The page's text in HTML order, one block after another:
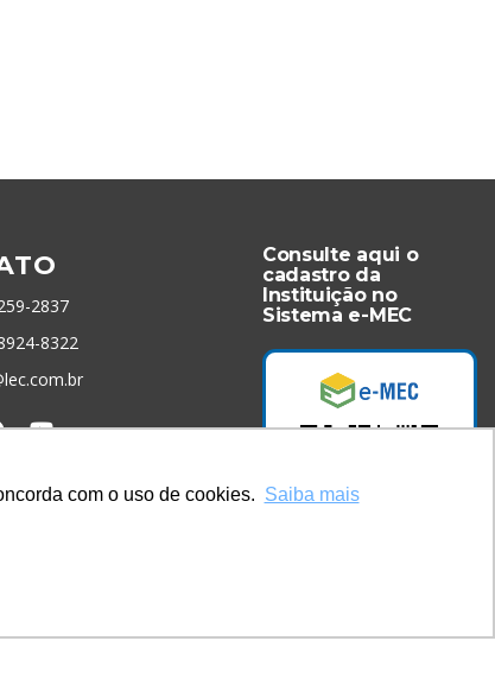
com o uso de cookies. Saiba mais
2837
8322
Consulte aqui o
cadastro da
Instituição no
Sistema e-MEC